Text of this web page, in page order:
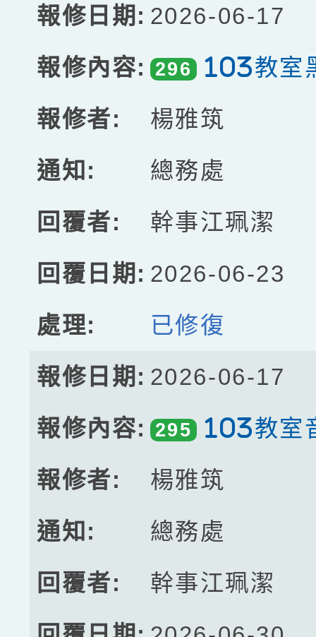
2026-06-17
296 103教室
楊雅筑
總務處
幹事江珮潔
2026-06-23
已修復
2026-06-17
295 103教室
楊雅筑
總務處
幹事江珮潔